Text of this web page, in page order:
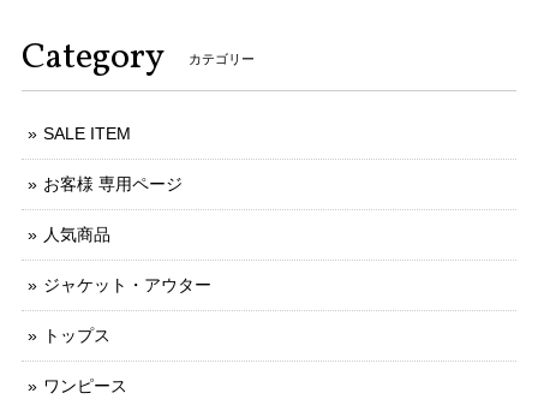
Category カテゴリー
SALE ITEM
お客様 専用ページ
人気商品
ジャケット・アウター
トップス
ワンピース